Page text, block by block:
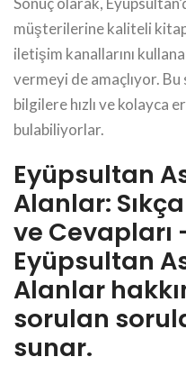
müşterilerine kaliteli
iletişim kanallarını
vermeyi de amaçlıyor.
bilgilere hızlı ve kolayca
bulabiliyorlar.
Eyüpsultan
Alanlar:
ve Cevapları
Eyüpsultan
Alanlar
sorulan
sunar.